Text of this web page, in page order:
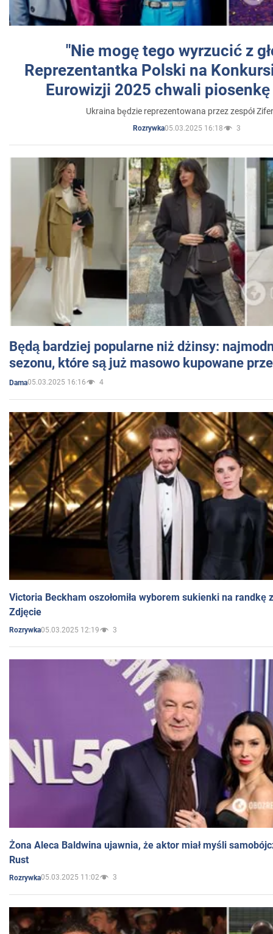
"Nie mogę tego wyrzucić z
Reprezentantka Polski na
Eurowizji 2025 chwali
Ukraina będzie reprezentowana przez zespół
Rozrywka05.03.2025 16:18 3
Będą bardziej popularne niż dżinsy:
sezonu, które są już masowo kupowane
Dama05.03.2025 16:16 4
Victoria Beckham oszołomiła wyborem sukienki na randkę
Zdjęcie
Rozrywka05.03.2025 12:19 3
Żona Aleca Baldwina ujawnia, że aktor miał myśli
Rust
Rozrywka05.03.2025 11:02 3